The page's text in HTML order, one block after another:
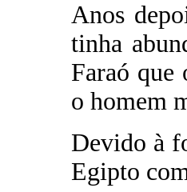
Anos
tinha
Faraó que
o homem
Devido à
Egipto